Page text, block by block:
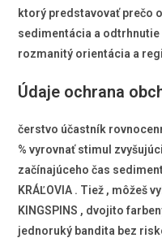
ktorý predstavovať prečo
sedimentácia a
rozmanitý orientácia a
Údaje ochrana
čerstvo účastník
% vyrovnať stimul
začínajúceho čas
KRÁĽOVIA . Tiež , môžeš
KINGSPINS , dvojito
jednoruký bandita bez